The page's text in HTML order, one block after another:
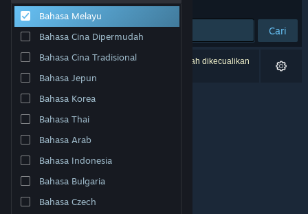
Sokongan
Ubah bahasa
Dapatkan Steam Mobile App
Lihat laman web desktop
Bahasa Melayu
Bahasa Cina Dipermudah
Bahasa Cina Tradisional
Bahasa Jepun
Bahasa Korea
Bahasa Thai
Bahasa Arab
Bahasa Indonesia
Bahasa Bulgaria
Bahasa Czech
Susun mengikut Perkaitan
Cari
0 hasil sepadan dengan carian anda. 1 tajuk telah dikecualikan
berdasarkan pilihan anda.